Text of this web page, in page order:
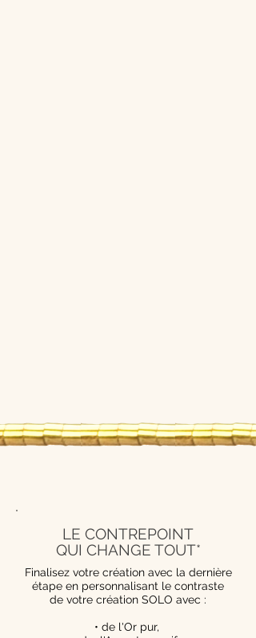
LE CONTREPOINT
QUI CHANGE TOUT*
Finalisez votre création avec la dernière
étape en personnalisant le contraste
de votre création SOLO avec :
• de l'Or pur,